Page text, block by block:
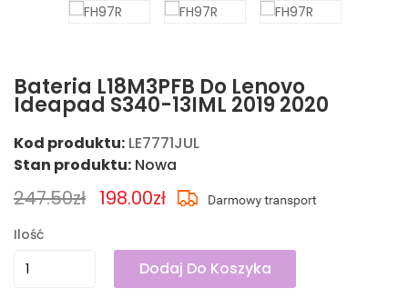
Bateria L18M3PFB Do Lenovo
Ideapad S340-13IML 2019 2020
Kod produktu: LE7771JUL
Stan produktu: Nowa
247.50zł 198.00zł
Ilość
Dodaj Do Koszyka